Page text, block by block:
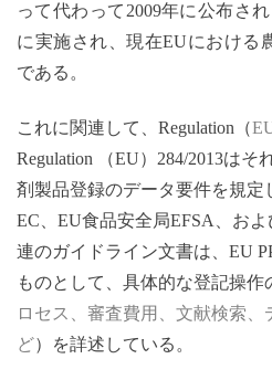
って代わって2009年に公布さ
に実施され、現在EUにおける
である。
これに関連して、 Regulation（
Regulation （EU）284/2013は
剤製品登録のデータ要件を規定
EC、EU食品安全局EFSA、お
連のガイドライン文書は、EU
ものとして、具体的な登記操作
ロセス、審査費用、文献検索
ど）を詳述している。